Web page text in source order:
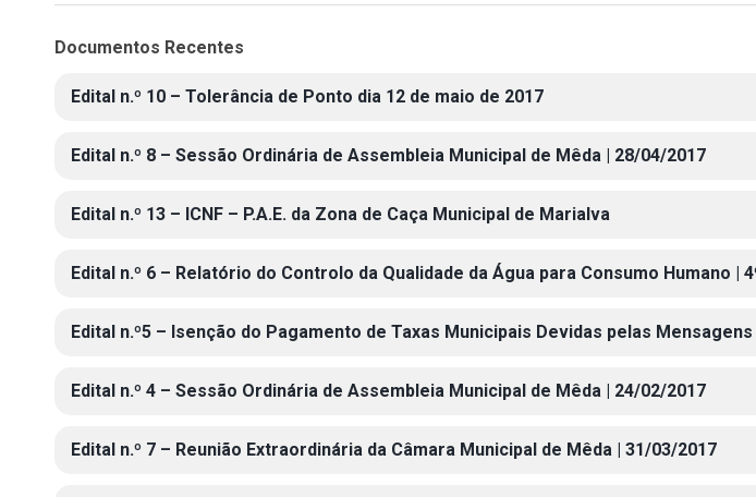
Documentos Recentes
Edital n.º 10 – Tolerância de Ponto dia 12 de maio de 2017
Edital n.º 8 – Sessão Ordinária de Assembleia Municipal de Mêda | 28/04/2017
Edital n.º 13 – ICNF – P.A.E. da Zona de Caça Municipal de Marialva
Edital n.º 6 – Relatório do Controlo da Qualidade da Água para Consumo Humano |
Edital n.º5 – Isenção do Pagamento de Taxas Municipais Devidas pelas
Edital n.º 4 – Sessão Ordinária de Assembleia Municipal de Mêda | 24/02/2017
Edital n.º 7 – Reunião Extraordinária da Câmara Municipal de Mêda | 31/03/2017